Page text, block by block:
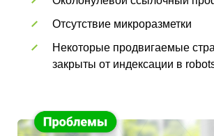
Отсутствие микроразметки
Некоторые продвигаемые
закрыты от индексации в